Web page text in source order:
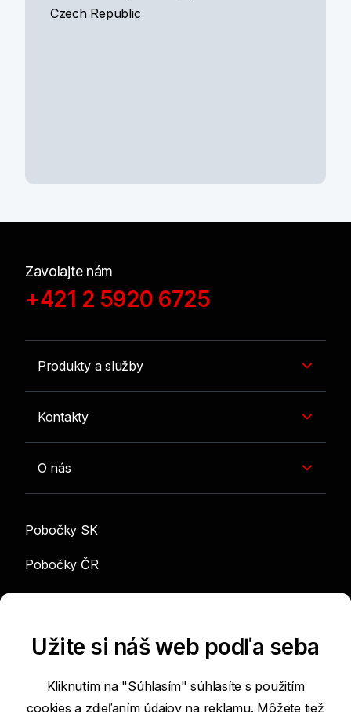
Czech Republic
Zavolajte nám
+421 2 5920 6725
Produkty a služby
Kontakty
O nás
Pobočky SK
Pobočky ČR
Užite si náš web podľa seba
Kliknutím na "Súhlasím" súhlasíte s použitím
cookies a zdieľaním údajov na reklamu. Môžete tiež